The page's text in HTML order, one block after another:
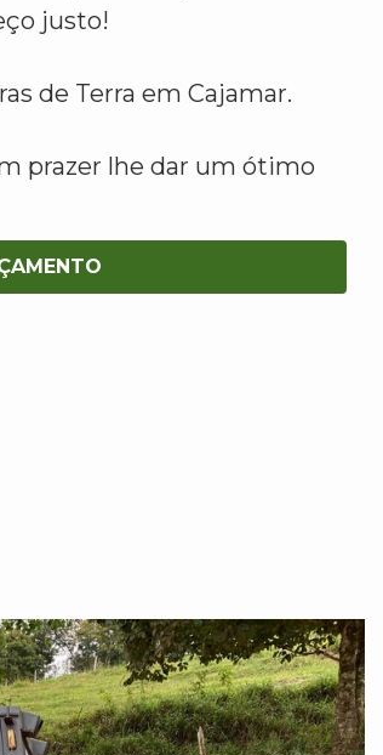
justo!
de Terra em Cajamar.
prazer lhe dar um ótimo